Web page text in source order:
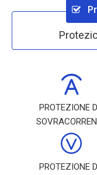
PROTEZIONE
PROTEZIONE